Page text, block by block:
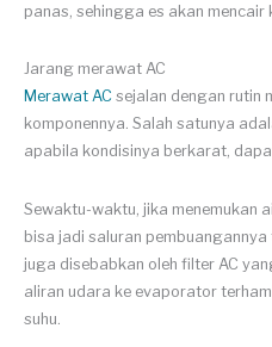
panas, sehingga es akan mencair
Jarang merawat AC
Merawat AC sejalan dengan rutin
komponennya. Salah satunya
apabila kondisinya berkarat,
Sewaktu-waktu, jika menemukan
bisa jadi saluran
juga disebabkan oleh filter AC
aliran udara ke evaporator
suhu.